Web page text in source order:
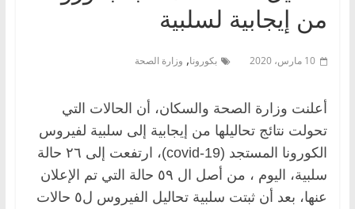
من إيجابية لسلبية
10 مارس، 2020 بكورونا, وزارة الصحة
أعلنت وزارة الصحة والسكان، أن الحالات التي
تحولت نتائج تحاليلها من إيجابية إلى سلبية لفيروس
الكورونا المستجد (covid-19)، ارتفعت إلى ٢٦ حالة
سلبية، اليوم ، من أصل ال ٥٩ حالة التي تم الإعلان
عنها، بعد أن ثبتت سلبية تحاليل الفيروس ل٥ حالات